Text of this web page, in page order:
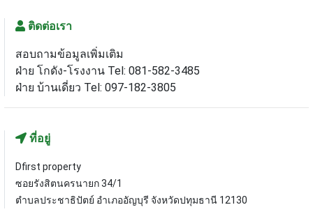
ติดต่อเรา
สอบถามข้อมูลเพิ่มเติม
ฝ่าย โกดัง-โรงงาน Tel: 081-582-3485
ฝ่าย บ้านเดี่ยว Tel: 097-182-3805
ที่อยู่
Dfirst property
ซอยรังสิตนครนายก 34/1
ตำบลประชาธิปัตย์ อำเภออัญบุรี จังหวัดปทุมธานี 12130